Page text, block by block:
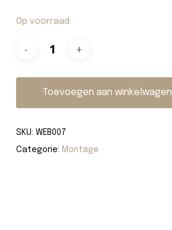
Op voorraad
Toevoegen aan winkelwagen
SKU: WEB007
Categorie: Montage